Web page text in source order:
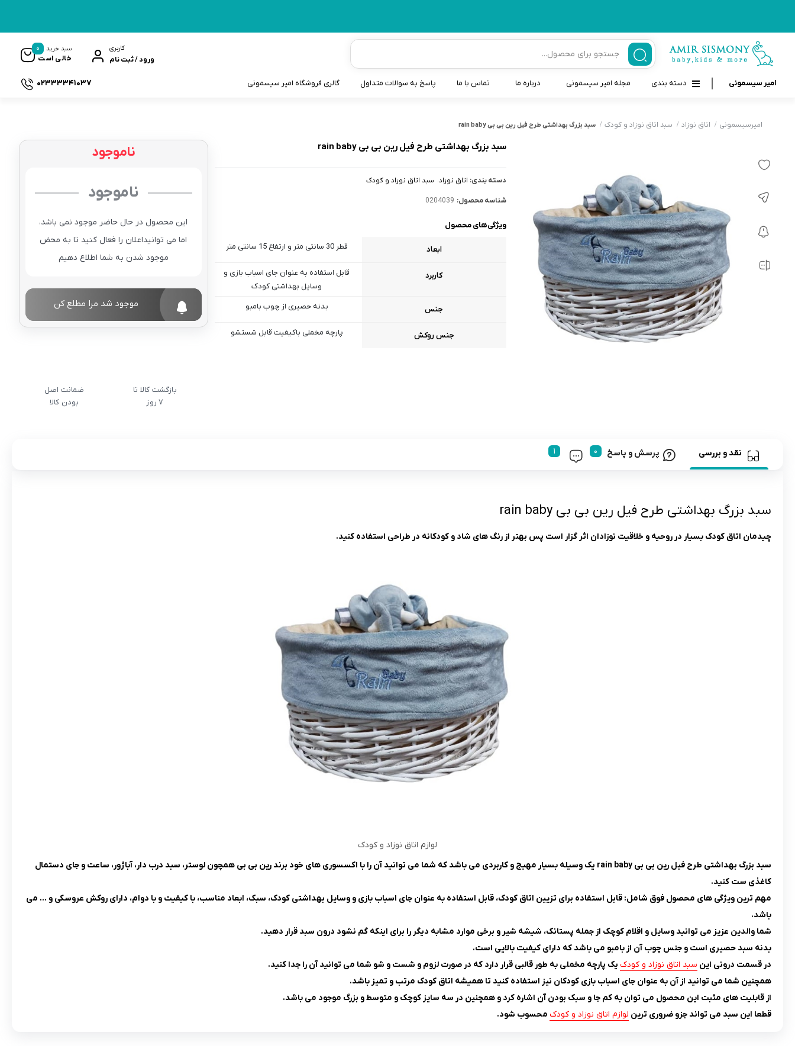
کاربری
ورود / ثبت نام
سبد خرید
خالی است
0
امیر سیسمونی دسته بندی
قاب و بندپستانک
شانه برس کودک
پواربینی
مسواک و خمیر دندان کودک
تب سنج نوزاد و کودک
رابط و پد سینه
دستگاه بخور سرد کودک
دندانگیر نوزاد
لوازم حمام نوزاد
لوازم اتاق نوزاد و کودک
اسباب بازی دخترانه و پسرانه
مجله امیر سیسمونی درباره ما تماس با ما پاسخ به سوالات متداول گالری فروشگاه امیر سیسمونی 02333341037
امیرسیسمونی اتاق نوزاد سبد اتاق نوزاد و کودک سبد بزرگ بهداشتى طرح فيل رین بی بی rain baby
سبد بزرگ بهداشتى طرح فيل رین بی بی rain baby
دسته بندی: اتاق نوزاد سبد اتاق نوزاد و کودک
شناسه محصول: 0204039
ویژگی‌های محصول
ابعاد قطر 30 سانتی متر و ارتفاع 15 سانتی متر
کاربرد
قابل استفاده به عنوان جای اسباب بازی و
وسایل بهداشتی کودک
جنس بدنه حصیری از چوب بامبو
جنس روکش پارچه مخملی باکیفیت قابل شستشو
ناموجود
ناموجود
این محصول در حال حاضر موجود نمی باشد،
اما می توانیداعلان را فعال کنید تا به محض
موجود شدن به شما اطلاع دهیم
موجود شد مرا مطلع کن
بازگشت کالا تا
7 روز
ضمانت اصل
بودن کالا
نقد و بررسی پرسش و پاسخ
سبد بزرگ بهداشتى طرح فيل رین بی بی rain baby
چیدمان اتاق کودک بسیار در روحیه و خلاقیت نوزادان اثر گزار است پس بهتر از رنگ های شاد و کودکانه در طراحی استفاده کنید.
لوازم اتاق نوزاد و کودک
سبد بزرگ بهداشتى طرح فيل رین بی بی rain baby یک وسیله بسیار مهیج و کاربردی می باشد که شما می توانید آن را با اکسسوری های خود برند رین بی بی همچون لوستر، سبد درب دار، آباژور، ساعت و جای دستمال
کاغذی ست کنید.
مهم ترین ویژگی های محصول فوق شامل: قابل استفاده برای تزیین اتاق کودک، قابل استفاده به عنوان جای اسباب بازی و وسایل بهداشتی کودک، سبک، ابعاد مناسب، با کیفیت و با دوام، دارای روکش عروسکی و … می
باشد.
شما والدین عزیز می توانید وسایل و اقلام کوچک از جمله پستانک، شیشه شیر و برخی موارد مشابه دیگر را برای اینکه گم نشود درون سبد قرار دهید.
بدنه سبد حصیری است و جنس چوب آن از بامبو می باشد که دارای کیفیت بالایی است.
در قسمت درونی این سبد اتاق نوزاد و کودک یک پارچه مخملی به طور قالبی قرار دارد که در صورت لزوم و شست و شو شما می توانید آن را جدا کنید.
همچنین شما می توانید از آن به عنوان جای اسباب بازی کودکان نیز استفاده کنید تا همیشه اتاق کودک مرتب و تمیز باشد.
از قابلیت های مثبت این محصول می توان به کم جا و سبک بودن آن اشاره کرد و همچنین در سه سایز کوچک و متوسط و بزرگ موجود می باشد.
قطعا این سبد می تواند جزو ضروری ترین لوازم اتاق نوزاد و کودک محسوب شود.